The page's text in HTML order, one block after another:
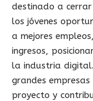
destinado a
los jóvenes
a mejores
ingresos,
la industria
grandes
proyecto y